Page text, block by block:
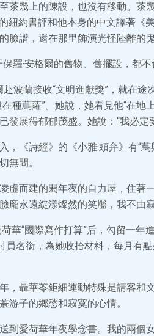
茶幾上的陳設，也沒有移動。茶
紐約書評和他本身的中文譯著《
臉譜，還在那里飾演光怪陸離的鬼
羅·安格爾的舊物、舊擺設，都不
波蘭接收“文明進獻獎”，就在途
種蔦蘿”。她說，她看見他“在地
發展得郁郁茂盛。她說：“我必定
，《詩經》的《小雅·頍弁》有“
無間。
虛而建的閎年夜的自力屋，住著
龐永遠綻漾燦然的笑靨，我不由
華“國際寫作打算”后，勾留一年
員名銜，為她收拾材料，每月有
，聶華苓鉅細運動特殊是請客和
游子的鄉愁和寂寞的心情。
到愛荷華年夜學念書。我的兩個